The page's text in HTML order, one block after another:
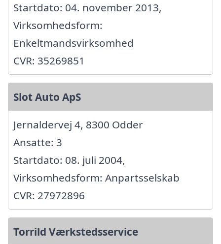
Startdato: 04. november 2013,
Virksomhedsform:
Enkeltmandsvirksomhed
CVR: 35269851
Slot Auto ApS
Jernaldervej 4, 8300 Odder
Ansatte: 3
Startdato: 08. juli 2004,
Virksomhedsform: Anpartsselskab
CVR: 27972896
Torrild Værkstedsservice